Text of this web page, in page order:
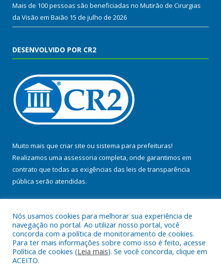
Mais de 100 pessoas são beneficiadas no Mutirão de Cirurgias
da Visão em Baião 15 de julho de 2026
DESENVOLVIDO POR CR2
Muito mais que criar site ou sistema para prefeituras!
Realizamos uma assessoria completa, onde garantimos em
contrato que todas as exigências das leis de transparência
pública serão atendidas.
Todos os direitos reservados a Prefeitura Municipal de Baião.
Nós usamos cookies para melhorar sua experiência de
navegação no portal. Ao utilizar nosso portal, você
concorda com a política de monitoramento de cookies.
Para ter mais informações sobre como isso é feito, acesse
Política de cookies (Leia mais). Se você concorda, clique em
ACEITO.